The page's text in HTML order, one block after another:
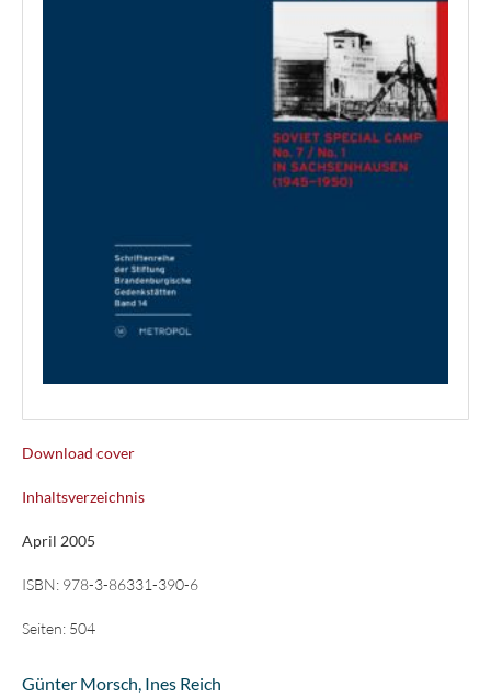
Download cover
Inhaltsverzeichnis
April 2005
ISBN: 978-3-86331-390-6
Seiten: 504
Günter Morsch Ines Reich